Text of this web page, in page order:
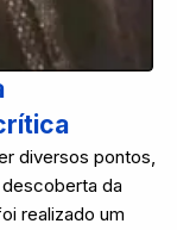
diversos pontos,
da
realizado um